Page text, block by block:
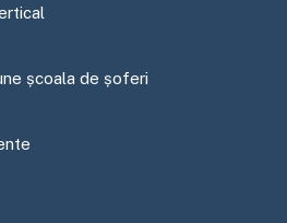
școala de șoferi